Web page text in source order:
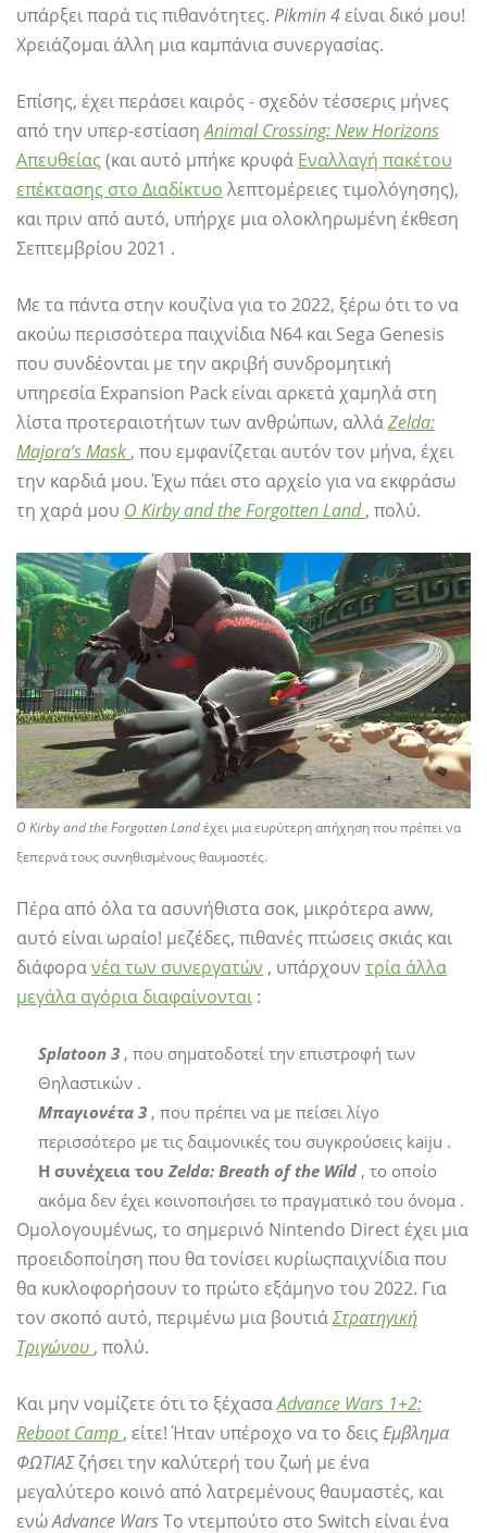
υπάρξει παρά τις πιθανότητες. Pikmin 4είναι δικό μου!
Χρειάζομαι άλλη μια καμπάνια συνεργασίας.
Επίσης, έχει περάσει καιρός - σχεδόν τέσσερις μήνες
από την υπερ-εστίασηAnimal Crossing: New Horizons
Απευθείας (και αυτό μπήκε κρυφά Εναλλαγή πακέτου
επέκτασης στο Διαδίκτυο λεπτομέρειες τιμολόγησης),
και πριν από αυτό, υπήρχε μια ολοκληρωμένη έκθεση
Σεπτεμβρίου 2021 .
Με τα πάντα στην κουζίνα για το 2022, ξέρω ότι το να
ακούω περισσότερα παιχνίδια N64 και Sega Genesis
που συνδέονται με την ακριβή συνδρομητική
υπηρεσία Expansion Pack είναι αρκετά χαμηλά στη
λίστα προτεραιοτήτων των ανθρώπων, αλλάZelda:
Majora’s Mask , που εμφανίζεται αυτόν τον μήνα, έχει
την καρδιά μου. Έχω πάει στο αρχείο για να εκφράσω
τη χαρά μου Ο Kirby and the Forgotten Land , πολύ.
Ο Kirby and the Forgotten Landέχει μια ευρύτερη απήχηση που πρέπει να
ξεπερνά τους συνηθισμένους θαυμαστές.
Πέρα από όλα τα ασυνήθιστα σοκ, μικρότερα aww,
αυτό είναι ωραίο! μεζέδες, πιθανές πτώσεις σκιάς και
διάφορανέα των συνεργατών , υπάρχουν τρία άλλα
μεγάλα αγόρια διαφαίνονται :
Splatoon 3 , που σηματοδοτεί την επιστροφή των
Θηλαστικών .
Μπαγιονέτα 3 , που πρέπει να με πείσει λίγο
περισσότερο με τις δαιμονικές του συγκρούσεις kaiju .
Η συνέχεια τουZelda: Breath of the Wild , το οποίο
ακόμα δεν έχει κοινοποιήσει το πραγματικό του όνομα .
Ομολογουμένως, το σημερινό Nintendo Direct έχει μια
προειδοποίηση που θα τονίσει κυρίωςπαιχνίδια που
θα κυκλοφορήσουν το πρώτο εξάμηνο του 2022. Για
τον σκοπό αυτό, περιμένω μια βουτιάΣτρατηγική
Τριγώνου , πολύ.
Και μην νομίζετε ότι το ξέχασαAdvance Wars 1+2:
Reboot Camp , είτε! Ήταν υπέροχο να το δεις Εμβλημα
ΦΩΤΙΑΣζήσει την καλύτερή του ζωή με ένα
μεγαλύτερο κοινό από λατρεμένους θαυμαστές, και
ενώAdvance WarsΤο ντεμπούτο στο Switch είναι ένα